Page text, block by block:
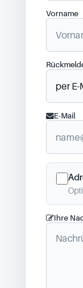
Vorname
E-Mail
Ihre